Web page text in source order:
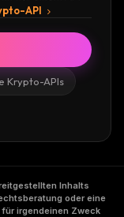
API
Krypto-APIs
Inhalts
oder eine
für irgendeinen Zweck